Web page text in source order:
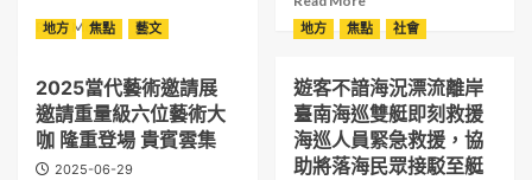
Read MoreRead
勇
敢
起
more
about
統
文
化
變
地方 焦點 藝文
2025當代藝術邀請展
邀請重量級六位藝術大
咖 隆重登場 貴賓雲集
2025-06-29
地方 焦點 社會
遊客不諳海況漂流離岸
臺南海巡雙艇即刻救援
海巡人員緊急救援，協
助將落海民眾接駁至艇